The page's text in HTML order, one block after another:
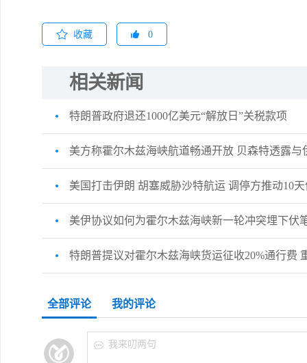
收藏 0
相关新闻
特朗普政府退还1000亿美元“解放日”关税款项
美方称霍尔木兹海峡航道畅通开放 贝森特透露与
美国打击伊朗 胡塞威胁沙特航运 调停方推动10
美伊协议如何为霍尔木兹海峡新一轮冲突埋下伏
特朗普提议对霍尔木兹海峡货运征收20%通行费
全部评论 我的评论
我来叨两句